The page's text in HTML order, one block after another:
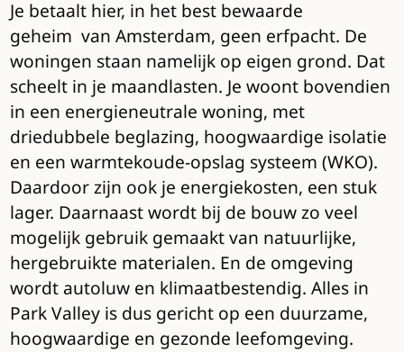
Je betaalt hier, in het best bewaarde
geheim van Amsterdam, geen erfpacht. De
woningen staan namelijk op eigen grond. Dat
scheelt in je maandlasten. Je woont bovendien
in een energieneutrale woning, met
driedubbele beglazing, hoogwaardige isolatie
en een warmtekoude-opslag systeem (WKO).
Daardoor zijn ook je energiekosten, een stuk
lager. Daarnaast wordt bij de bouw zo veel
mogelijk gebruik gemaakt van natuurlijke,
hergebruikte materialen. En de omgeving
wordt autoluw en klimaatbestendig. Alles in
Park Valley is dus gericht op een duurzame,
hoogwaardige en gezonde leefomgeving.